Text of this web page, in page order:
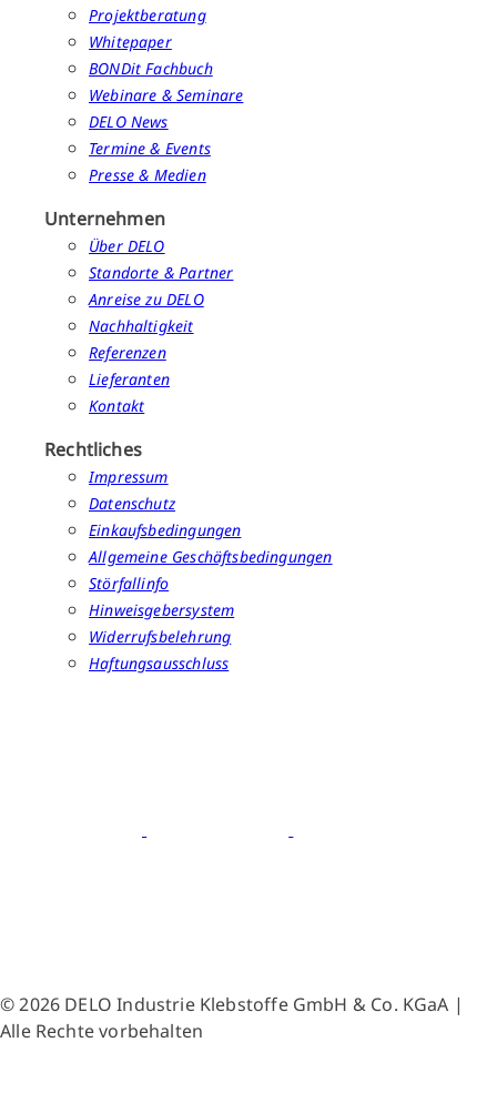
Projektberatung
Whitepaper
BONDit Fachbuch
Webinare & Seminare
DELO News
Termine & Events
Presse & Medien
Unternehmen
Über DELO
Standorte & Partner
Anreise zu DELO
Nachhaltigkeit
Referenzen
Lieferanten
Kontakt
Rechtliches
Impressum
Datenschutz
Einkaufsbedingungen
Allgemeine Geschäftsbedingungen
Störfallinfo
Hinweisgebersystem
Widerrufsbelehrung
Haftungsausschluss
© 2026 DELO Industrie Klebstoffe GmbH & Co. KGaA |
Alle Rechte vorbehalten